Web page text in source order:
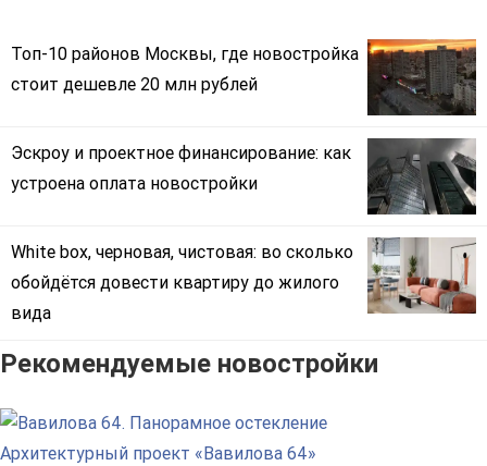
Топ-10 районов Москвы, где новостройка
стоит дешевле 20 млн рублей
Эскроу и проектное финансирование: как
устроена оплата новостройки
White box, черновая, чистовая: во сколько
обойдётся довести квартиру до жилого
вида
Рекомендуемые новостройки
Архитектурный проект «Вавилова 64»